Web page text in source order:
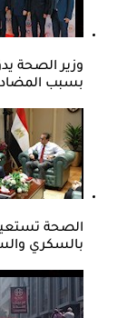
بسبب
الصحة
بالسكري